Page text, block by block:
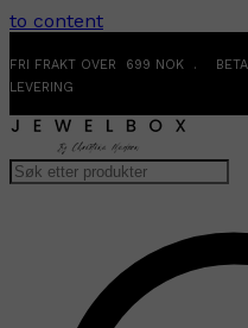
to content
FRI FRAKT OVER 699 NOK .
LEVERING